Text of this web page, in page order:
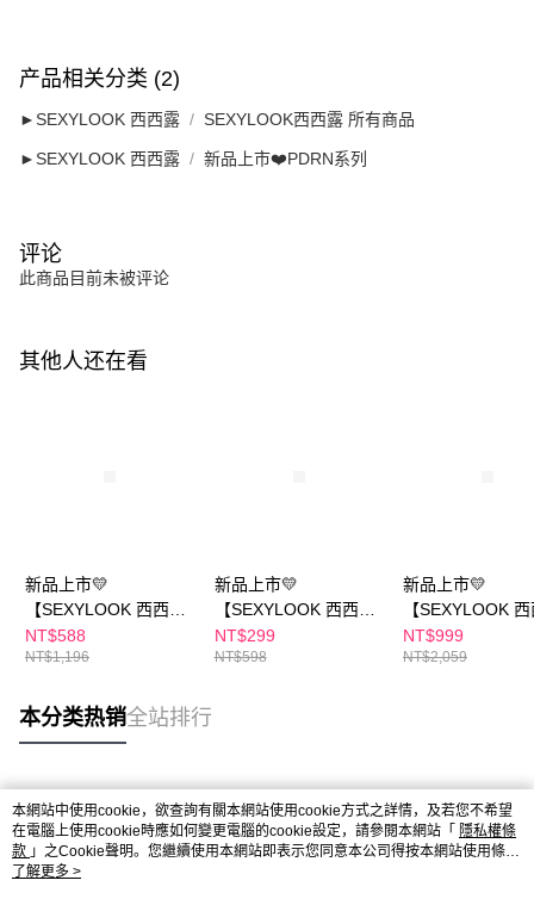
产品相关分类 (2)
►SEXYLOOK 西西露 SEXYLOOK西西露 所有商品
►SEXYLOOK 西西露 新品上市❤️PDRN系列
评论
此商品目前未被评论
其他人还在看
新品上市💛
【SEXYLOOK 西西
露】牛奶外泌體
XPDRN面膜雙享4盒組
草/海茴香)任選
NT$588
NT$1,196
新品上市💛
【SEXYLOOK 西西
露】PDRN復活草保濕
面膜(5入/盒) 買一送一
NT$299
NT$598
新品上市💛
【SEXYLOOK
露】仙人掌夜光
150ml+仙人掌夜
NT$999
NT$2,059
本分类热销全站排行
热门标签
本網站中使用cookie，欲查詢有關本網站使用cookie方式之詳情，及若您不希望
在電腦上使用cookie時應如何變更電腦的cookie設定，請參閱本網站「 隱私權條
款 」之Cookie聲明。您繼續使用本網站即表示您同意本公司得按本網站使用條款
之Cookie聲明使用cookie。
了解更多 >